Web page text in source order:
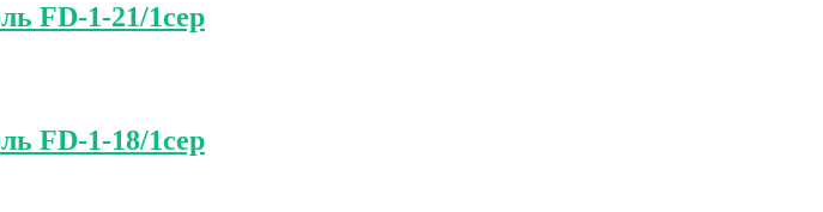
FD-1-21/1сер
FD-1-18/1сер